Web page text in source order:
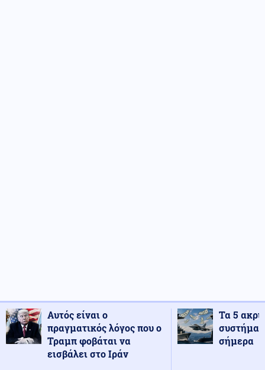
Αυτός είναι ο
πραγματικός λόγος που ο
Τραμπ φοβάται να
εισβάλει στο Ιράν
Τα 5
σήμερα